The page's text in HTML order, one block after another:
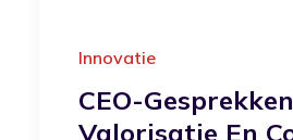
Innovatie
CEO-
Valorisatie En